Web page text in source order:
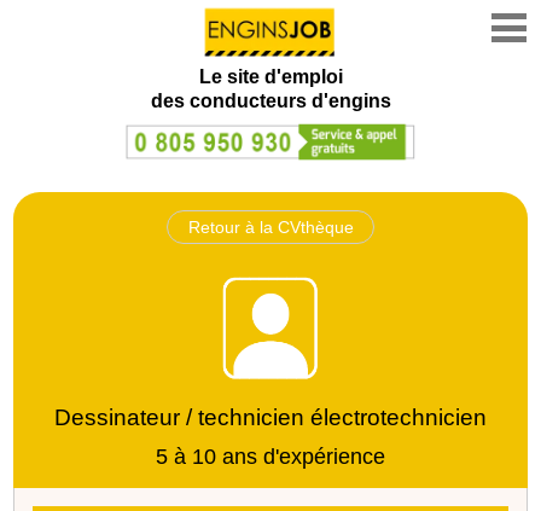
Le site d'emploi
des conducteurs d'engins
Retour à la CVthèque
Dessinateur / technicien électrotechnicien
5 à 10 ans d'expérience